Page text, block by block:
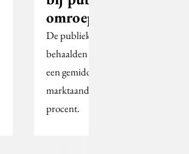
omroep
De publieke omroepen
behaalden vorige week
een gemiddeld
marktaandeel van 40
procent.